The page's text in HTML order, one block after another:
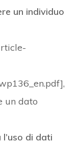
un individuo
un dato
di dati